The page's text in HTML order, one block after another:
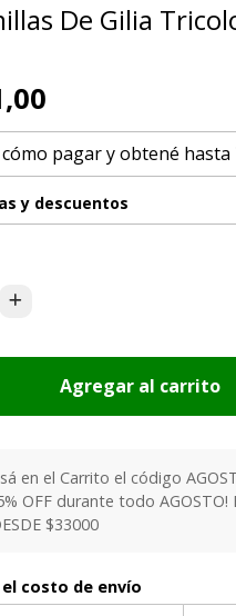
De Gilia
cómo pagar y obtené hasta
y descuentos
Agregar al carrito
en el Carrito el código
OFF durante todo AGOSTO!
$33000
el costo de envío